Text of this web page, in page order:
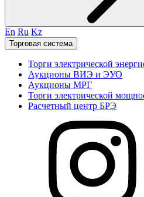
En Ru Kz
Торговая система
Торги электрической
Аукционы ВИЭ и ЭУО
Аукционы МРГ
Торги электрической
Расчетный центр БРЭ